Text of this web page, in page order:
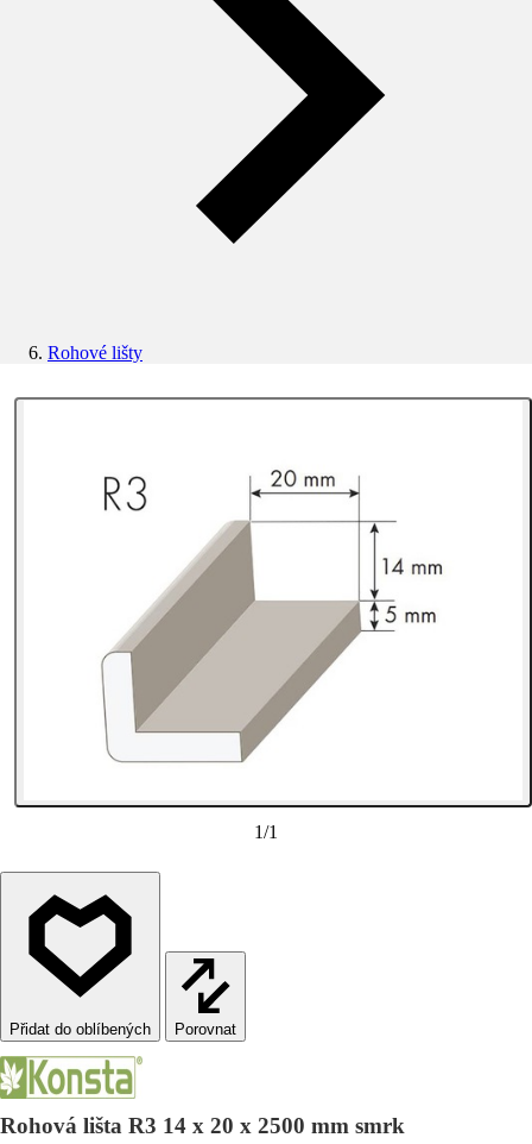
Rohové lišty
1/1
Porovnat
Rohová lišta R3 14 x 20 x 2500 mm smrk